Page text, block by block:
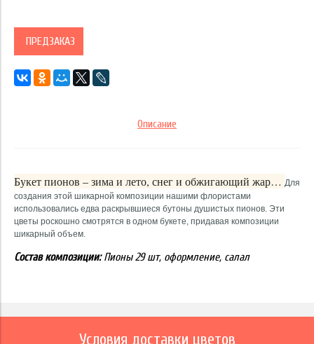
ПРЕДЗАКАЗ
Описание
Букет пионов – зима и лето, снег и обжигающий жар… Для
создания этой шикарной композиции нашими флористами
использовались едва раскрывшиеся бутоны душистых пионов. Эти
цветы роскошно смотрятся в одном букете, придавая композиции
шикарный объем.
Состав композиции:Пионы 29 шт, оформление, салал
Условия доставки цветов